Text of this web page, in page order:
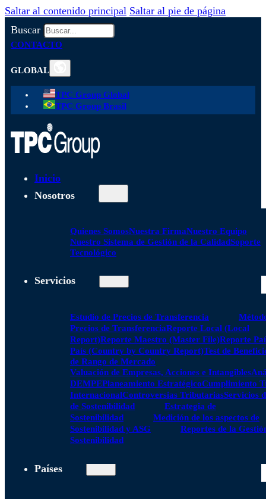
Saltar al contenido principal Saltar al pie de página
Buscar
CONTACTO
GLOBAL
TPC Group Global
TPC Group Brasil
Inicio
Nosotros
Quienes SomosNuestra FirmaNuestro Equipo
Nuestro Sistema de Gestión de la CalidadSoporte
Tecnológico
Servicios
Estudio de Precios de Transferencia
Precios de TransferenciaReporte Local (Local
Report)Reporte Maestro (Master File)Reporte
País (Country by Country Report)Test de
de Rango de Mercado
Valuación de Empresas, Acciones e Intangibles
DEMPEPlaneamiento EstratégicoCumplimiento
InternacionalControversias TributariasServicios
de Sostenibilidad
Estrategia de
Sostenibilidad
Medición de los aspectos de
Sostenibilidad y ASG
Reportes de la
Sostenibilidad
Países